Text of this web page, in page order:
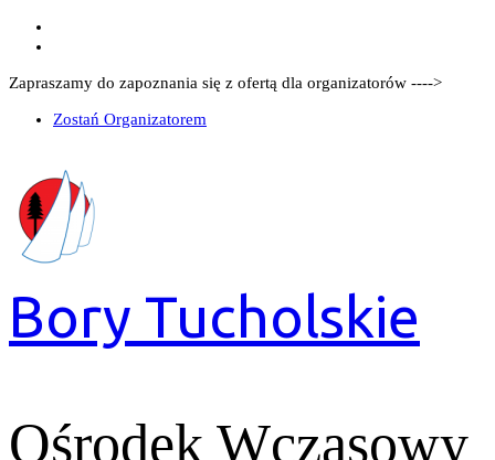
Zapraszamy do zapoznania się z ofertą dla organizatorów ---->
Zostań Organizatorem
Bory Tucholskie
Ośrodek Wczasowy